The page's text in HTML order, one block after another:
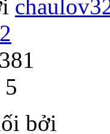
2
bởi